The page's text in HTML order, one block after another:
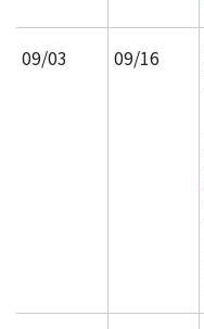
09/03 09/16